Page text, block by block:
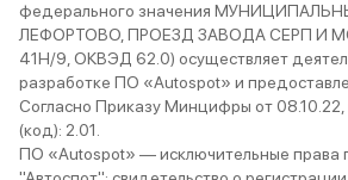
федерального значения
ЛЕФОРТОВО, ПРОЕЗД ЗАВОДА СЕРП И
41Н/9, ОКВЭД 62.0) осуществляет
разработке ПО «Autospot» и
Согласно Приказу Минцифры от 08.10.22,
(код): 2.01.
ПО «Autospot» — исключительные